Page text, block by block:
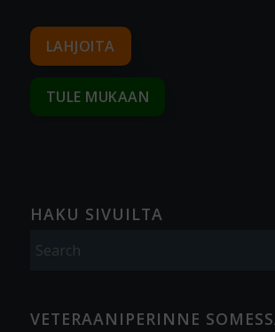
LAHJOITA
TULE MUKAAN
HAKU SIVUILTA
VETERAANIPERINNE